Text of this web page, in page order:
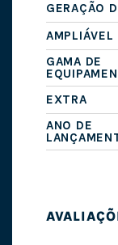
GERAÇÃO
AMPLIÁVEL
GAMA DE
EXTRA
ANO DE